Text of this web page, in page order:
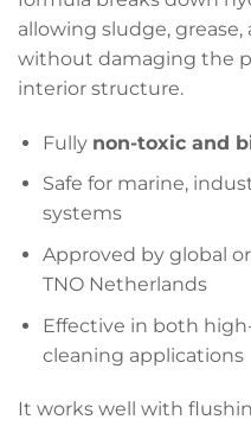
allowing sludge,
without damaging the
interior structure.
Fully non-toxic and
Safe for marine,
systems
Approved by global
TNO Netherlands
Effective in both
cleaning applications
It works well with